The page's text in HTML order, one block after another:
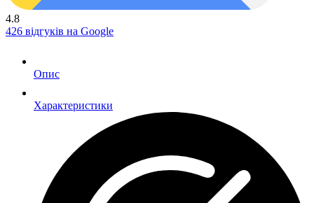
4.8
426 відгуків на Google
Опис
Характеристики